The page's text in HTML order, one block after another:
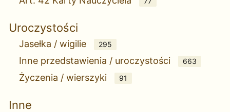
Uroczystości
Jasełka / wigilie 295
Inne przedstawienia / uroczystości 663
Życzenia / wierszyki 91
Inne